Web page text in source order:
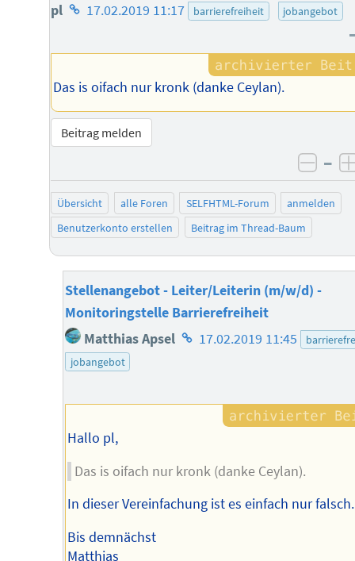
pl Homepage
Autors
17.02.2019 11:17 barrierefreiheit jobangebot
Das is oifach nur kronk (danke Ceylan).
Beitrag melden
–
Übersicht alle Foren SELFHTML-Forum
anmelden
Benutzerkonto erstellen
Beitrag im Thread-Baum
Stellenangebot - Leiter/Leiterin (m/w/d) -
Monitoringstelle Barrierefreiheit
Matthias Apsel Homepage
17.02.2019 11:45
jobangebot
Hallo pl,
Das is oifach nur kronk (danke Ceylan).
In dieser Vereinfachung ist es einfach nur falsch.
Bis demnächst
Matthias